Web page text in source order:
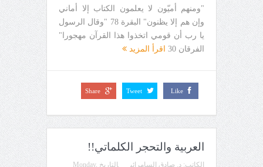
"ومنهم أميّون لا يعلمون الكتاب إلا أماني
وإن هم إلا يظنون" البقرة 78 "وقال الرسول
يا رب أن قومي اتخذوا هذا القرآن مهجورا"
الفرقان 30
اقرأ المزيد
Like
Tweet
Share
العربية والتحجر الكلماتي!!
الكاتب: د. صادق السامرائي التاريخ Monday,